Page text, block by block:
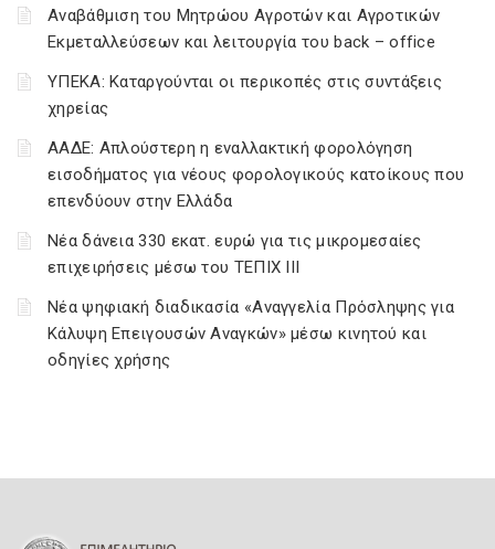
Αναβάθμιση του Μητρώου Αγροτών και Αγροτικών
Εκμεταλλεύσεων και λειτουργία του back – office
ΥΠΕΚΑ: Καταργούνται οι περικοπές στις συντάξεις
χηρείας
ΑΑΔΕ: Απλούστερη η εναλλακτική φορολόγηση
εισοδήματος για νέους φορολογικούς κατοίκους που
επενδύουν στην Ελλάδα
Νέα δάνεια 330 εκατ. ευρώ για τις μικρομεσαίες
επιχειρήσεις μέσω του ΤΕΠΙΧ ΙΙΙ
Νέα ψηφιακή διαδικασία «Αναγγελία Πρόσληψης για
Κάλυψη Επειγουσών Αναγκών» μέσω κινητού και
οδηγίες χρήσης